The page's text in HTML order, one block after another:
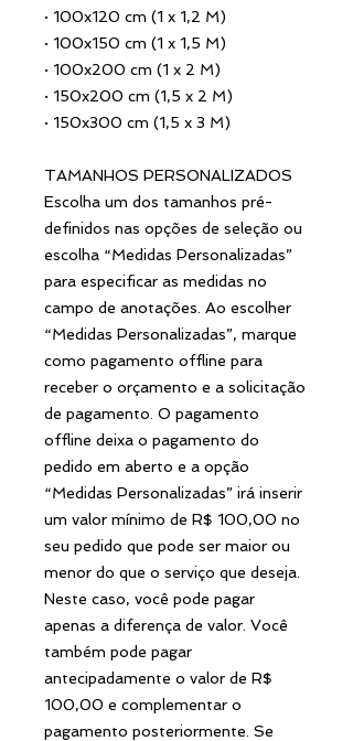
· 100x120 cm (1 x 1,2 M)
· 100x150 cm (1 x 1,5 M)
· 100x200 cm (1 x 2 M)
· 150x200 cm (1,5 x 2 M)
· 150x300 cm (1,5 x 3 M)
TAMANHOS PERSONALIZADOS
Escolha um dos tamanhos pré-
definidos nas opções de seleção ou
escolha “Medidas Personalizadas”
para especificar as medidas no
campo de anotações. Ao escolher
“Medidas Personalizadas”, marque
como pagamento offline para
receber o orçamento e a solicitação
de pagamento. O pagamento
offline deixa o pagamento do
pedido em aberto e a opção
“Medidas Personalizadas” irá inserir
um valor mínimo de R$ 100,00 no
seu pedido que pode ser maior ou
menor do que o serviço que deseja.
Neste caso, você pode pagar
apenas a diferença de valor. Você
também pode pagar
antecipadamente o valor de R$
100,00 e complementar o
pagamento posteriormente. Se